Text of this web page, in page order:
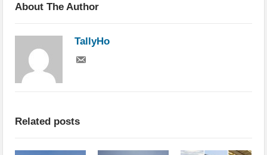
About The Author
TallyHo
Related posts